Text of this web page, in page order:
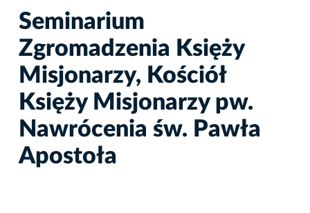
Seminarium
Zgromadzenia Księży
Misjonarzy, Kościół
Księży Misjonarzy pw.
Nawrócenia św. Pawła
Apostoła